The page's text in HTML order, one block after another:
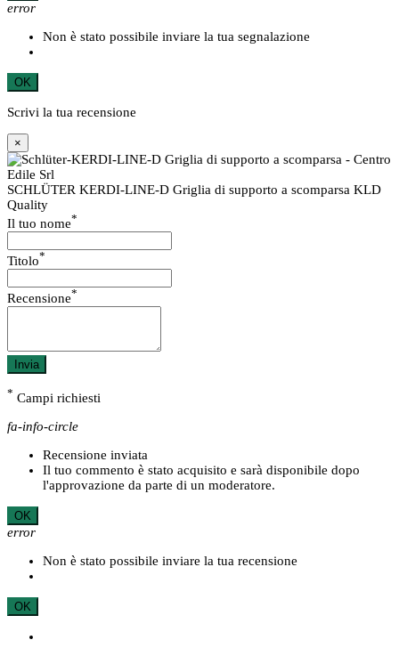
error
Non è stato possibile inviare la tua segnalazione
OK
Scrivi la tua recensione
×
SCHLÜTER KERDI-LINE-D Griglia di supporto a scomparsa KLD
Quality
Il tuo nome*
Titolo*
Recensione*
Invia
* Campi richiesti
fa-info-circle
Recensione inviata
Il tuo commento è stato acquisito e sarà disponibile dopo
l'approvazione da parte di un moderatore.
OK
error
Non è stato possibile inviare la tua recensione
OK